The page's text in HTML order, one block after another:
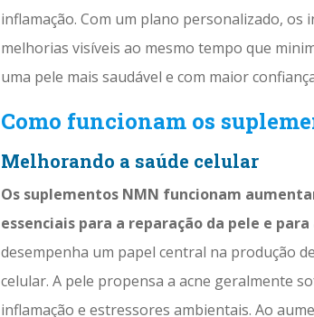
inflamação. Com um plano personalizado,
melhorias visíveis ao mesmo tempo que
uma pele mais saudável e com maior
Como funcionam os
Melhorando a saúde celular
Os suplementos NMN funcionam
essenciais para a reparação da pele e
desempenha um papel central na produção
celular. A pele propensa a acne geralmente
inflamação e estressores ambientais. Ao